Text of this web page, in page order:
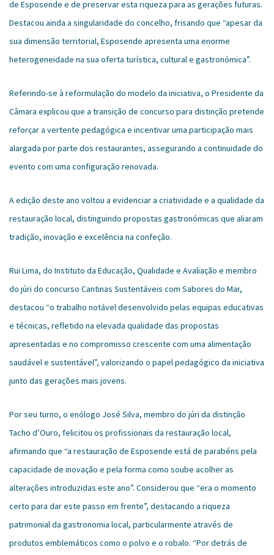
de Esposende e de preservar esta riqueza para as gerações futuras.
Destacou ainda a singularidade do concelho, frisando que “apesar da
sua dimensão territorial, Esposende apresenta uma enorme
heterogeneidade na sua oferta turística, cultural e gastronómica”.
Referindo-se à reformulação do modelo da iniciativa, o Presidente da
Câmara explicou que a transição de concurso para distinção pretende
reforçar a vertente pedagógica e incentivar uma participação mais
alargada por parte dos restaurantes, assegurando a continuidade do
evento com uma configuração renovada.
A edição deste ano voltou a evidenciar a criatividade e a qualidade da
restauração local, distinguindo propostas gastronómicas que aliaram
tradição, inovação e excelência na confeção.
Rui Lima, do Instituto da Educação, Qualidade e Avaliação e membro
do júri do concurso Cantinas Sustentáveis com Sabores do Mar,
destacou “o trabalho notável desenvolvido pelas equipas educativas
e técnicas, refletido na elevada qualidade das propostas
apresentadas e no compromisso crescente com uma alimentação
saudável e sustentável”, valorizando o papel pedagógico da iniciativa
junto das gerações mais jovens.
Por seu turno, o enólogo José Silva, membro do júri da distinção
Tacho d’Ouro, felicitou os profissionais da restauração local,
afirmando que “a restauração de Esposende está de parabéns pela
capacidade de inovação e pela forma como soube acolher as
alterações introduzidas este ano”. Considerou que “era o momento
certo para dar este passo em frente”, destacando a riqueza
patrimonial da gastronomia local, particularmente através de
produtos emblemáticos como o polvo e o robalo. “Por detrás de